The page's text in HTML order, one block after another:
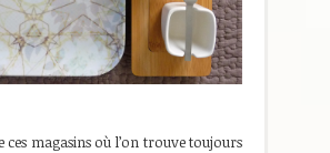
ces magasins où l’on trouve toujours